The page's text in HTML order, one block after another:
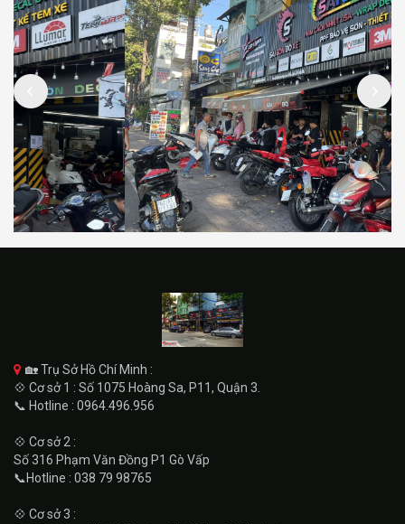
🏡 Trụ Sở Hồ Chí Minh :
💠 Cơ sở 1 : Số 1075 Hoàng Sa, P11, Quận 3.
📞 Hotline : 0964.496.956
💠 Cơ sở 2 :
Số 316 Phạm Văn Đồng P1 Gò Vấp
📞Hotline : 038 79 98765
💠 Cơ sở 3 :